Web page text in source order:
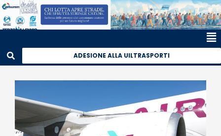
ADESIONE ALLA UILTRASPORTI